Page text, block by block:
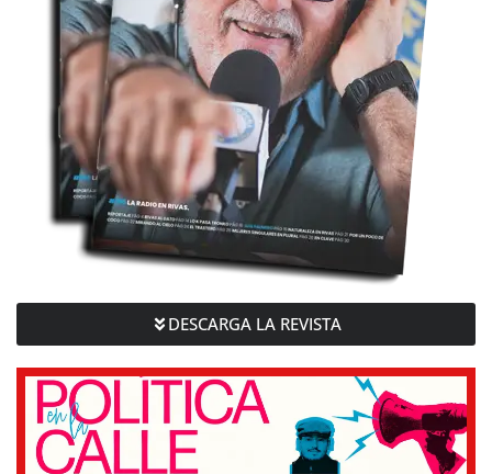
DESCARGA LA REVISTA